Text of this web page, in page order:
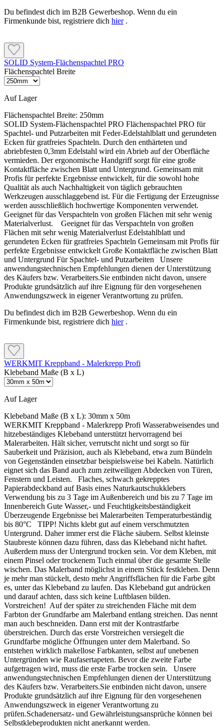
Du befindest dich im B2B Gewerbeshop. Wenn du ein
Firmenkunde bist, registriere dich hier.
SOLID System-Flächenspachtel PRO
Flächenspachtel Breite
Auf Lager
Flächenspachtel Breite: 250mm
SOLID System-Flächenspachtel PRO Flächenspachtel PRO für
Spachtel- und Putzarbeiten mit Feder-Edelstahlblatt und gerundeten
Ecken für gratfreies Spachteln. Durch den enthärteten und
abriebfesten 0,3mm Edelstahl wird ein Abrieb auf der Oberfläche
vermieden. Der ergonomische Handgriff sorgt für eine große
Kontaktfläche zwischen Blatt und Untergrund. Gemeinsam mit
Profis für perfekte Ergebnisse entwickelt, für die sowohl hohe
Qualität als auch Nachhaltigkeit von täglich gebrauchten
Werkzeugen ausschlaggebend ist. Für die Fertigung der Erzeugnisse
werden ausschließlich hochwertige Komponenten verwendet.
Geeignet für das Verspachteln von großen Flächen mit sehr wenig
Materialverlust. Geeignet für das Verspachteln von großen
Flächen mit sehr wenig Materialverlust Edelstahlblatt und
gerundeten Ecken für gratfreies Spachteln Gemeinsam mit Profis für
perfekte Ergebnisse entwickelt Große Kontaktfläche zwischen Blatt
und Untergrund Für Spachtel- und Putzarbeiten Unsere
anwendungstechnischen Empfehlungen dienen der Unterstützung
des Käufers bzw. Verarbeiters.Sie entbinden nicht davon, unsere
Produkte grundsätzlich auf ihre Eignung für den vorgesehenen
Anwendungszweck in eigener Verantwortung zu prüfen.
Du befindest dich im B2B Gewerbeshop. Wenn du ein
Firmenkunde bist, registriere dich hier.
WERKMIT Kreppband - Malerkrepp Profi
Klebeband Maße (B x L)
Auf Lager
Klebeband Maße (B x L): 30mm x 50m
WERKMIT Kreppband - Malerkrepp Profi Wasserabweisendes und
hitzebeständiges Klebeband unterstützt hervorragend bei
Malerarbeiten. Hält sicher, verrutscht nicht und sorgt so für
Sauberkeit und Präzision, auch als Klebeband, etwa zum Bündeln
von Gegenständen einsetzbar beispielsweise bei Kabeln. Natürlich
eignet sich das Band auch zum zeitweiligen Abdecken von Türen,
Fenstern und Leisten. Flaches, schwach gekrepptes
Papierabdeckband auf Basis eines Naturkautschukklebers
Verwendung bis zu 3 Tage im Außenbereich und bis zu 7 Tage im
Innenbereich Gute Wasser,- und Feuchtigkeitsbeständigkeit
Überzeugende Ergebnisse bei Malerarbeiten Temperaturbeständig
bis 80°C TIPP! Nichts klebt gut auf einem verschmutzten
Untergrund. Daher immer erst die Fläche säubern. Selbst kleinste
Staubreste können dazu führen, dass das Klebeband nicht haftet.
Außerdem muss der Untergrund trocken sein. Vor dem Kleben, mit
einem Pinsel oder trockenem Tuch einmal über die gesamte Stelle
wischen. Das Malerband möglichst in einem Stück festkleben. Denn
je mehr man stückelt, desto mehr Angriffsflächen für die Farbe gibt
es, unter das Klebeband zu laufen. Das Klebeband gut andrücken
und darauf achten, dass sich keine Luftblasen bilden.
Vorstreichen! Auf der später zu streichenden Fläche mit dem
Farbton der Grundfarbe am Malerband entlang streichen. Das nennt
man auch beschneiden. Dann erst mit der Kontrastfarbe
überstreichen. Durch das erste Vorstreichen versiegelt die
Grundfarbe mögliche Öffnungen unter dem Malerband. So
entstehen wirklich makellose Farbkanten, selbst auf unebenen
Untergründen wie Raufasertapeten. Bevor die zweite Farbe
aufgetragen wird, muss die erste Farbe trocken sein. Unsere
anwendungstechnischen Empfehlungen dienen der Unterstützung
des Käufers bzw. Verarbeiters.Sie entbinden nicht davon, unsere
Produkte grundsätzlich auf ihre Eignung für den vorgesehenen
Anwendungszweck in eigener Verantwortung zu
prüfen.Schadenersatz- und Gewährleistungsansprüche können bei
Selbstklebeprodukten nicht anerkannt werden.